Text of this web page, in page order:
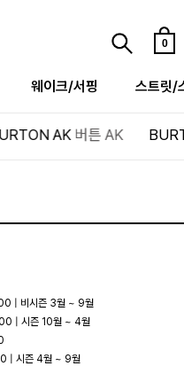
0
웨이크/서핑 스트릿/
AK버튼 AK
| 비시즌 3월 ~ 9월
| 시즌 10월 ~ 4월
| 시즌 4월 ~ 9월